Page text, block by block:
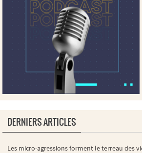
DERNIERS ARTICLES
Les micro-agressions forment le terreau des